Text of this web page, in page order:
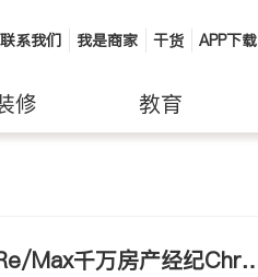
联系我们 我是商家 干货 APP下载
修 教育
Max千万房产经纪Chris